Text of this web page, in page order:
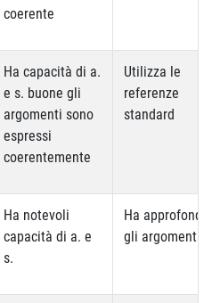
coerente
Ha capacità di a.
e s. buone gli
argomenti sono
espressi
coerentemente
Utilizza le
referenze
standard
Ha notevoli
capacità di a. e
s.
Ha
gli argomenti